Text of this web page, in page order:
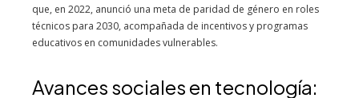
que, en 2022, anunció una meta de paridad de género en roles
técnicos para 2030, acompañada de incentivos y programas
educativos en comunidades vulnerables.
Avances sociales en tecnología: